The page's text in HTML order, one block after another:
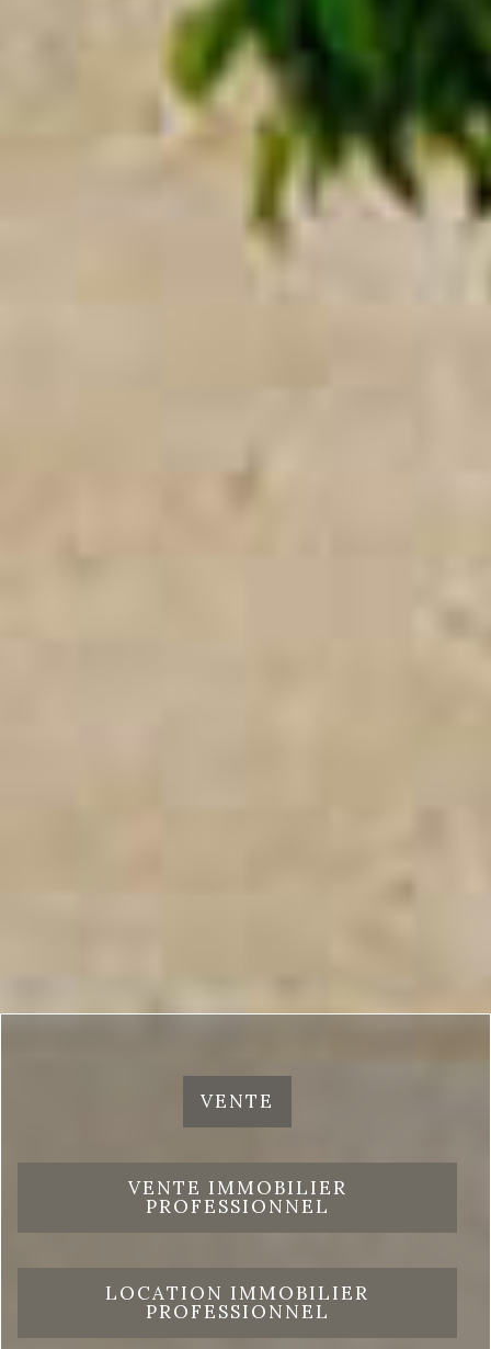
VENTE
VENTE IMMOBILIER
PROFESSIONNEL
LOCATION IMMOBILIER
PROFESSIONNEL